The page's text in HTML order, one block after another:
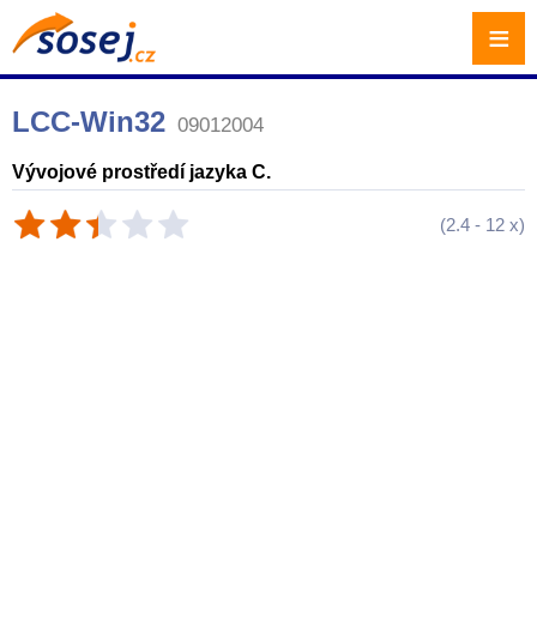
LCC-Win32 09012004
Vývojové prostředí jazyka C.
(2.4 - 12 x)
≡